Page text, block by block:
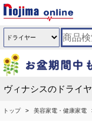
ヴィナシスのドライ
トップ 美容家電・健康家電